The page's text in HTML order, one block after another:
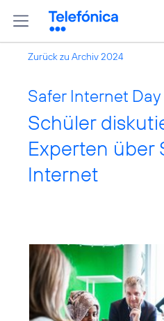
Zurück zu Archiv 2024
Safer Internet
Schüler
Experten über
Internet